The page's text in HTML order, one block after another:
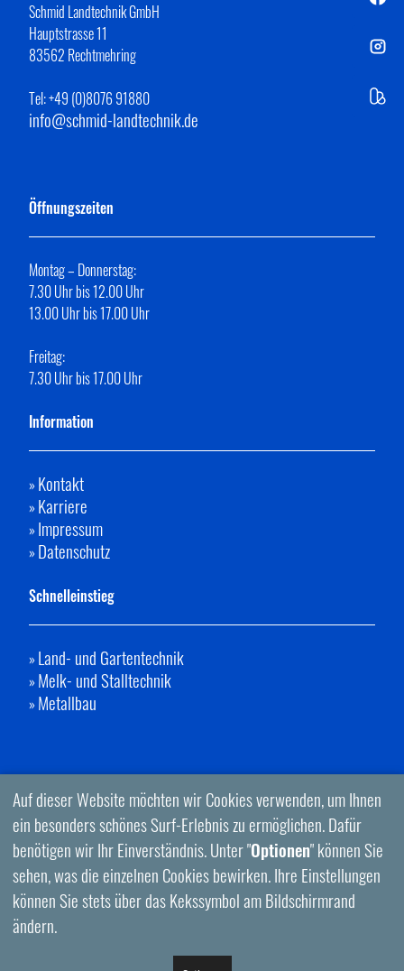
Schmid Landtechnik GmbH
Hauptstrasse 11
83562 Rechtmehring
Tel: +49 (0)8076 91880
info@schmid-landtechnik.de
Öffnungszeiten
Montag – Donnerstag:
7.30 Uhr bis 12.00 Uhr
13.00 Uhr bis 17.00 Uhr
Freitag:
7.30 Uhr bis 17.00 Uhr
Information
»Kontakt
»Karriere
»Impressum
»Datenschutz
Schnelleinstieg
»Land- und Gartentechnik
»Melk- und Stalltechnik
»Metallbau
Auf dieser Website möchten wir Cookies verwenden, um Ihnen
ein besonders schönes Surf-Erlebnis zu ermöglichen. Dafür
benötigen wir Ihr Einverständnis. Unter "Optionen" können Sie
sehen, was die einzelnen Cookies bewirken. Ihre Einstellungen
können Sie stets über das Kekssymbol am Bildschirmrand
ändern.